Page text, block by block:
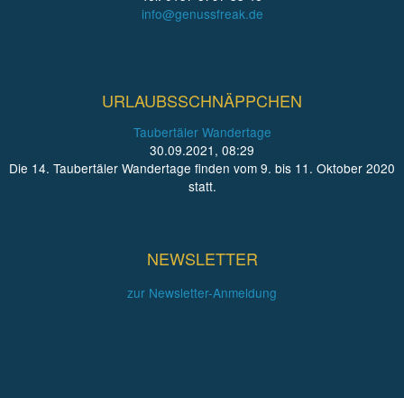
info@genussfreak.de
URLAUBSSCHNÄPPCHEN
Taubertäler Wandertage
30.09.2021, 08:29
Die 14. Taubertäler Wandertage finden vom 9. bis 11. Oktober 2020
statt.
NEWSLETTER
zur Newsletter-Anmeldung